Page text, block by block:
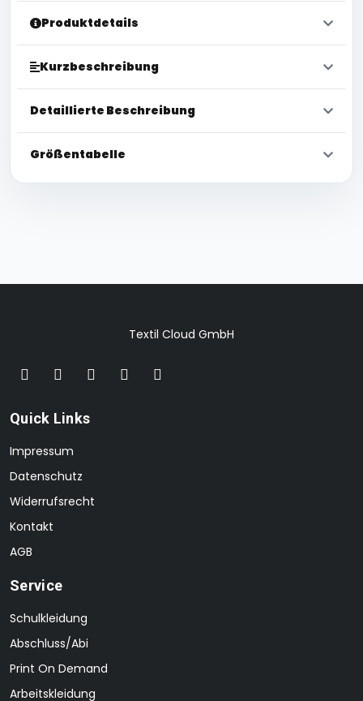
Produktdetails
Kurzbeschreibung
Detaillierte Beschreibung
Größentabelle
Textil Cloud GmbH
Quick Links
Impressum
Datenschutz
Widerrufsrecht
Kontakt
AGB
Service
Schulkleidung
Abschluss/Abi
Print On Demand
Arbeitskleidung